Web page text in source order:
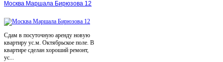
Москва Маршала Бирюзова 12
Сдам в посуточную аренду новую
квартиру ус.м. Октябрьское поле. В
квартире сделан хороший ремонт,
ус...